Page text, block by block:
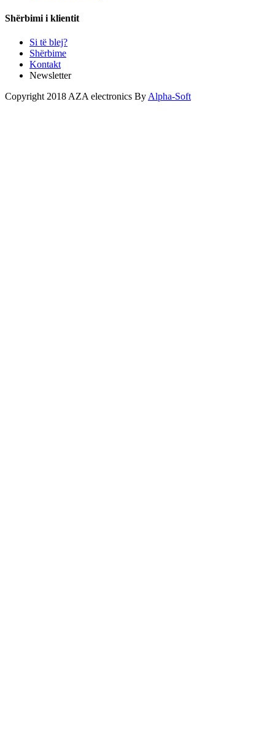
Shërbimi i klientit
Si të blej?
Shërbime
Kontakt
Newsletter
Copyright 2018 AZA electronics By Alpha-Soft